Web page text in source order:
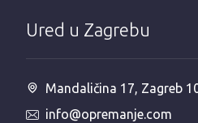
Ured u Zagrebu
Mandaličina 17, Zagreb
info@opremanje.com